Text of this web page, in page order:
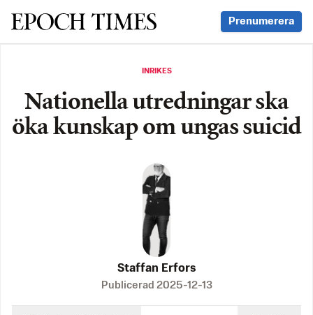
Svenska Epoch Times Prenumerera
INRIKES
Nationella utredningar ska
öka kunskap om ungas suicid
Staffan Erfors
Publicerad 2025-12-13